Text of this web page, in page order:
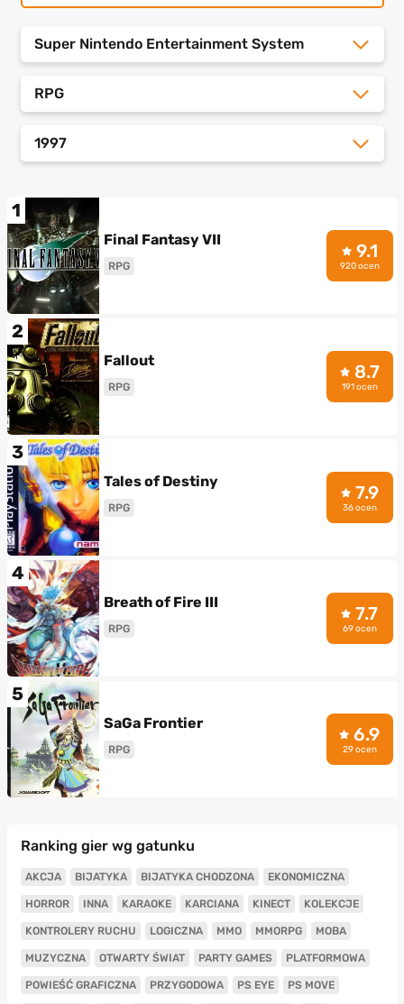
Super Nintendo Entertainment System
RPG
1997
1
Final Fantasy VII
RPG
9.1
920 ocen
2
Fallout
RPG
8.7
191 ocen
3
Tales of Destiny
RPG
7.9
36 ocen
4
Breath of Fire III
RPG
7.7
69 ocen
5
SaGa Frontier
RPG
6.9
29 ocen
Ranking gier wg gatunku
AKCJA BIJATYKA BIJATYKA CHODZONA EKONOMICZNA
HORROR INNA KARAOKE KARCIANA KINECT KOLEKCJE
KONTROLERY RUCHU LOGICZNA MMO MMORPG MOBA
MUZYCZNA OTWARTY ŚWIAT PARTY GAMES PLATFORMOWA
POWIEŚĆ GRAFICZNA PRZYGODOWA PS EYE PS MOVE